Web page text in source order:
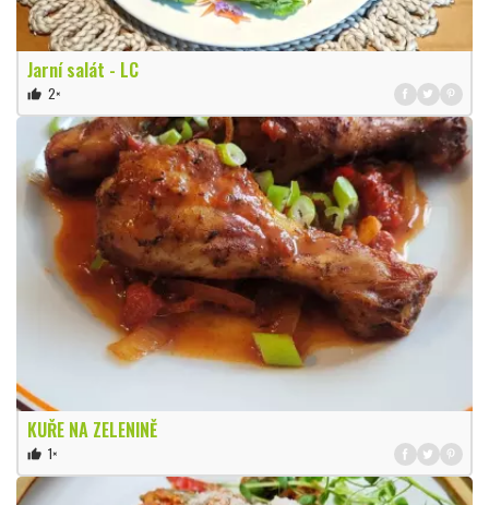
Jarní salát - LC
thumb_up 2×
KUŘE NA ZELENINĚ
thumb_up 1×